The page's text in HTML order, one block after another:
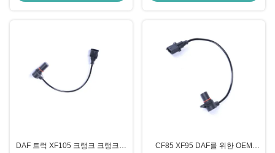
DAF 트럭 XF105 크랭크 크랭크축
CF85 XF95 DAF를 위한 OEM